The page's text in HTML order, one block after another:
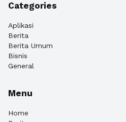
Categories
Aplikasi
Berita
Berita Umum
Bisnis
General
Menu
Home